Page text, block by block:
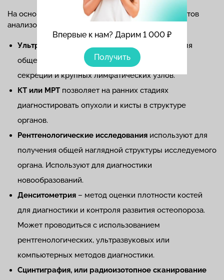
Впервые к нам? Дарим 1 000 ₽
Получить
На основании имеющихся симптомов и результатов
анализов, врач может назначить:
Ультразвуковое обследованиеиспользуют для
общей оценки состояния желез внутренней
секреции и крупных лимфатических узлов.
КТ или МРТ позволяет на ранних стадиях
диагностировать опухоли и кисты в структуре
органов.
Рентгенологические исследования используют для
получения общей наглядной структуры исследуемого
органа. Используют для диагностики
новообразований.
Денситометрия – метод оценки плотности костей
для диагностики и контроля развития остеопороза.
Может проводиться с использованием
рентгенологических, ультразвуковых или
компьютерных методов диагностики.
Сцинтиграфия, или радиоизотопное сканирование